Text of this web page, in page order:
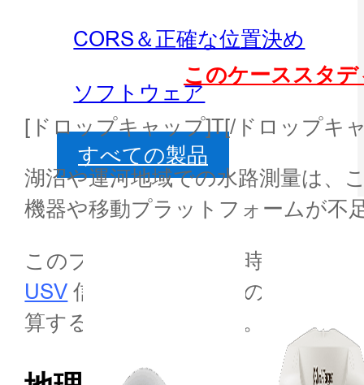
CORS＆正確な位置決め
ソフトウェア
すべての製品
このケーススタ
[ドロップキャップ]T[/ドロップキ
湖沼や運河地域での水路測量は、
機器や移動プラットフォームが不
このプロセスは複雑で時間がかか
USV 信頼性の高い結果の収集に
算することができます。